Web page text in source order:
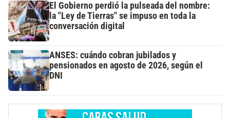
El Gobierno perdió la pulseada del nombre:
la "Ley de Tierras" se impuso en toda la
conversación digital
ANSES: cuándo cobran jubilados y
pensionados en agosto de 2026, según el
DNI